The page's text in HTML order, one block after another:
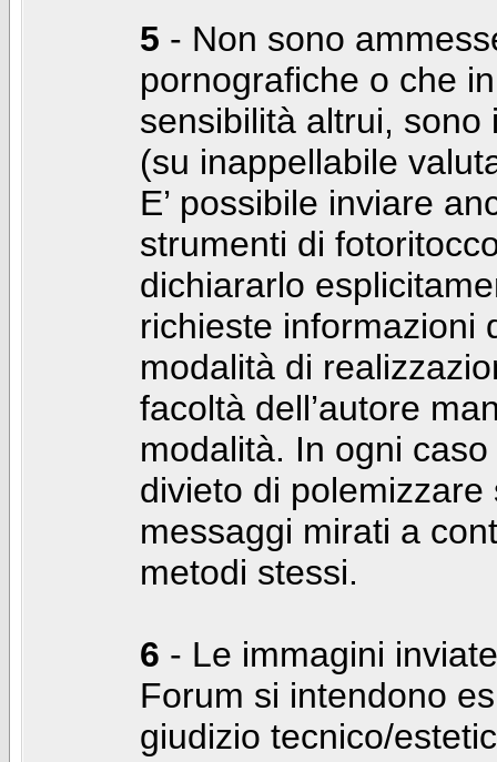
5 - Non sono
pornografiche o che
sensibilità altrui,
(su inappellabile
E’ possibile inviare
strumenti di
dichiararlo
richieste informazioni
modalità di
facoltà dell’autore
modalità. In ogni
divieto di
messaggi mirati a
metodi stessi.
6 - Le immagini
Forum si intendono
giudizio tecnico/